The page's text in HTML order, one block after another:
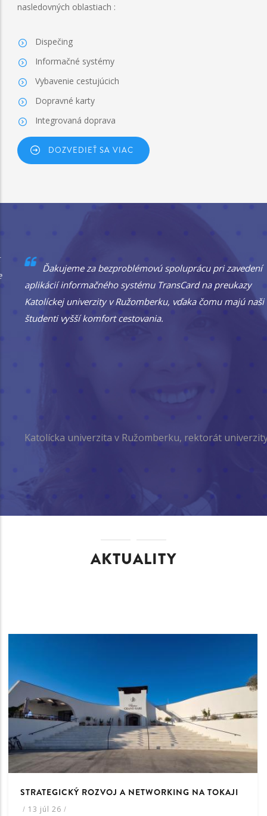
nasledovných oblastiach :
Dispečing
Informačné systémy
Vybavenie cestujúcich
Dopravné karty
Integrovaná doprava
DOZVEDIEŤ SA VIAC
Ďakujeme za bezproblémovú spoluprácu pri zavedení
aplikácií informačného systému TransCard na preukazy
Katolíckej univerzity v Ružomberku, vďaka čomu majú naši
študenti vyšší komfort cestovania.
Katolícka univerzita v Ružomberku, rektorát univerzity
AKTUALITY
STRATEGICKÝ ROZVOJ A NETWORKING NA TOKAJI
/ 13 júl 26/